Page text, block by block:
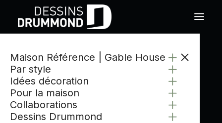
Maison Référence | Gable House
Par style
Idées décoration
Pour la maison
Collaborations
Dessins Drummond